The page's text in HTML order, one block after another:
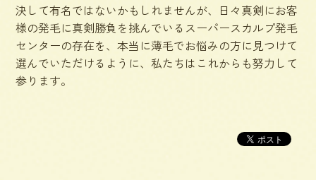
決して有名ではないかもしれませんが、日々真剣にお客
様の発毛に真剣勝負を挑んでいるスーパースカルプ発毛
センターの存在を、本当に薄毛でお悩みの方に見つけて
選んでいただけるように、私たちはこれからも努力して
参ります。